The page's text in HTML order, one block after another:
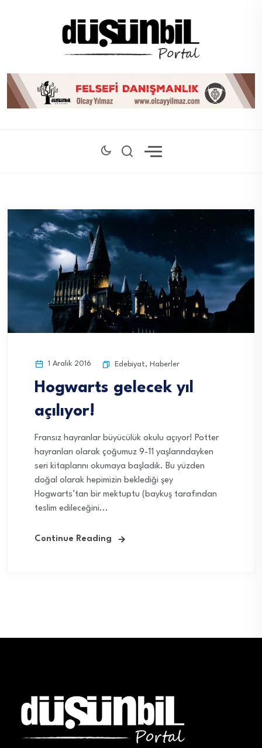
1 Aralık 2016 Edebiyat, Haberler
Hogwarts gelecek yıl
açılıyor!
Fransız hayranlar büyücülük okulu açıyor! Potter
hayranları olarak çoğumuz 9-11 yaşlarındayken
seri kitaplarını okumaya başladık. Bu yüzden
doğal olarak hepimizin beklediği şey
Hogwarts’tan bir mektuptu (baykuş tarafından
teslim edileceğini...
Continue Reading